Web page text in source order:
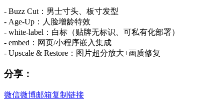
- Buzz Cut：男士寸头、板寸发型
- Age-Up：人脸增龄特效
- white-label：白标（贴牌无标识、可私有化部署）
- embed：网页/小程序嵌入集成
- Upscale & Restore：图片超分放大+画质修复
分享：
微信微博邮箱复制链接